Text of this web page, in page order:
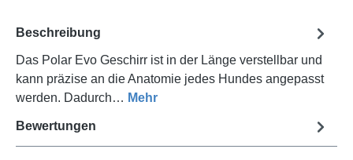
Beschreibung
Das Polar Evo Geschirr ist in der Länge verstellbar und
kann präzise an die Anatomie jedes Hundes angepasst
werden. Dadurch… Mehr
Bewertungen